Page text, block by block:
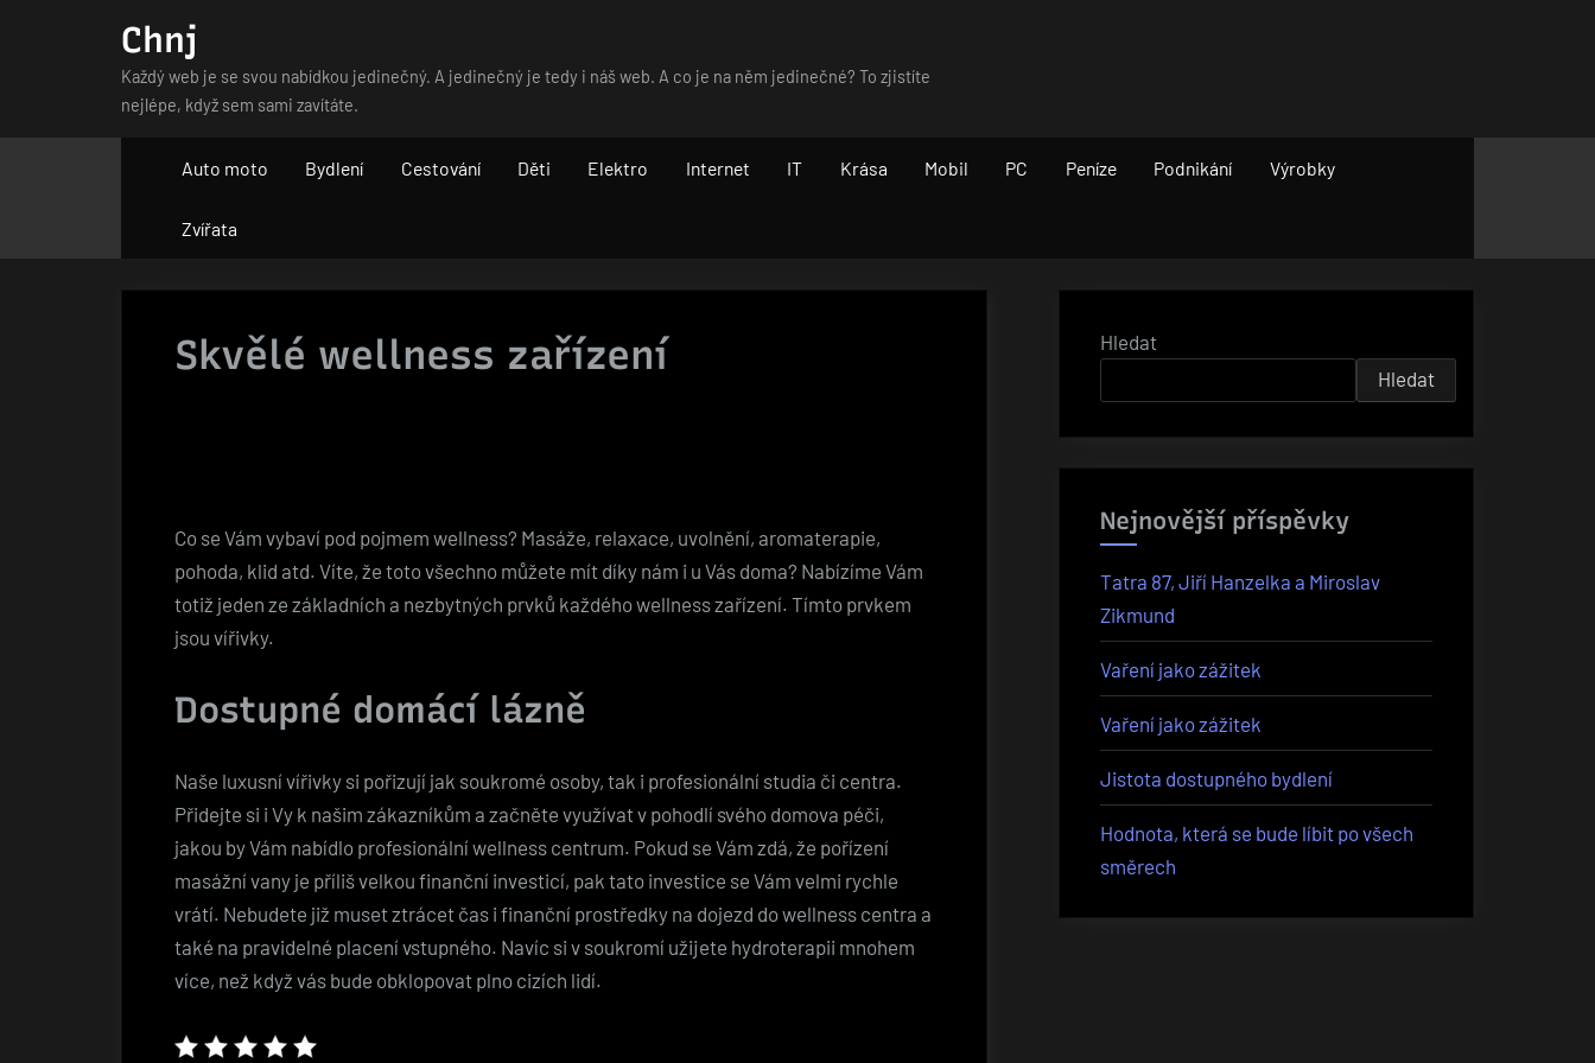
Chnj
Každý web je se svou nabídkou jedinečný. A jedinečný je tedy i náš web. A co je na něm jedinečné? To zjistíte
nejlépe, když sem sami zavítáte.
Auto moto Bydlení Cestování Děti Elektro Internet IT Krása Mobil PC Peníze Podnikání Výrobky
Zvířata
Skvělé wellness zařízení
Co se Vám vybaví pod pojmem wellness? Masáže, relaxace, uvolnění, aromaterapie,
pohoda, klid atd. Víte, že toto všechno můžete mít díky nám i u Vás doma? Nabízíme Vám
totiž jeden ze základních a nezbytných prvků každého wellness zařízení. Tímto prvkem
jsou vířivky.
Dostupné domácí lázně
Naše luxusní vířivky si pořizují jak soukromé osoby, tak i profesionální studia či centra.
Přidejte si i Vy k našim zákazníkům a začněte využívat v pohodlí svého domova péči,
jakou by Vám nabídlo profesionální wellness centrum. Pokud se Vám zdá, že pořízení
masážní vany je příliš velkou finanční investicí, pak tato investice se Vám velmi rychle
vrátí. Nebudete již muset ztrácet čas i finanční prostředky na dojezd do wellness centra a
také na pravidelné placení vstupného. Navíc si v soukromí užijete hydroterapii mnohem
více, než když vás bude obklopovat plno cizích lidí.
Hledat
Hledat
Nejnovější příspěvky
Tatra 87, Jiří Hanzelka a Miroslav
Zikmund
Vaření jako zážitek
Vaření jako zážitek
Jistota dostupného bydlení
Hodnota, která se bude líbit po všech
směrech